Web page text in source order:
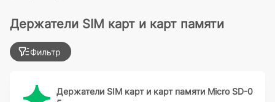
Держатели SIM карт и карт памяти
Фильтр
Держатели SIM карт и карт памяти Micro SD-0